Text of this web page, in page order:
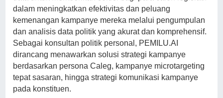
dalam meningkatkan efektivitas dan peluang
kemenangan kampanye mereka melalui pengumpulan
dan analisis data politik yang akurat dan komprehensif.
Sebagai konsultan politik personal, PEMILU.AI
dirancang menawarkan solusi strategi kampanye
berdasarkan persona Caleg, kampanye microtargeting
tepat sasaran, hingga strategi komunikasi kampanye
pada konstituen.